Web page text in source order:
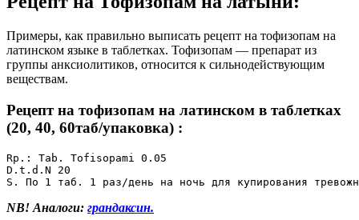
Примеры, как правильно выписать рецепт на тофизопам на
латинском языке в таблетках. Тофизопам — препарат из
группы анксиолитиков, относится к сильнодействующим
веществам.
Рецептна тофизопам на латинском в таблетках
(20, 40, 60таб/упаковка) :
Rp.: Tab. Tofisopami 0.05
D.t.d.N 20
S. По 1 таб. 1 раз/день на ночь для купирования
NB! Аналоги: грандаксин.